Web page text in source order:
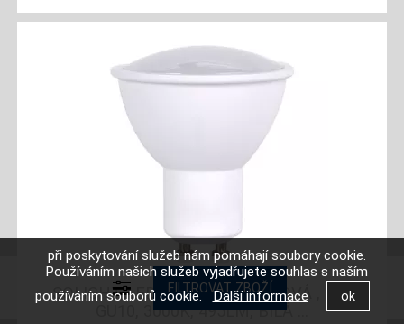
SOLIGHT LED ŽÁROVKA, BODOVÁ , 7W,
GU10, 3000K, 495LM, BÍLÁ ...
při poskytování služeb nám pomáhají soubory cookie.
Používáním našich služeb vyjadřujete souhlas s naším
používáním souborů cookie.Další informace